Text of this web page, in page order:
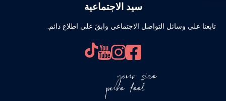
سيد الاجتماعية
تابعنا على وسائل التواصل الاجتماعي وابقَ على اطلاع دائم.
your size
pure feel